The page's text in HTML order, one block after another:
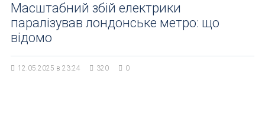
Масштабний збій електрики
паралізував лондонське метро: що
відомо
12.05.2025 в 23:24 320 0